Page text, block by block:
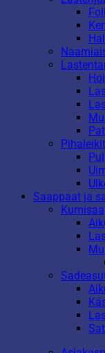
Pihaleikit
Saappaat ja